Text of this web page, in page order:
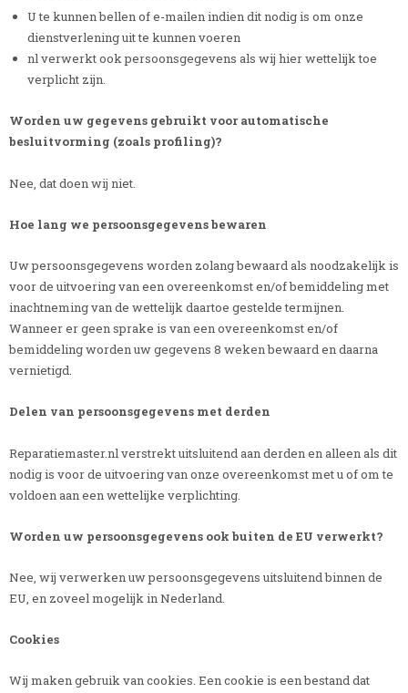
U te kunnen bellen of e-mailen indien dit nodig is om onze
dienstverlening uit te kunnen voeren
nl verwerkt ook persoonsgegevens als wij hier wettelijk toe
verplicht zijn.
Worden uw gegevens gebruikt voor automatische
besluitvorming (zoals profiling)?
Nee, dat doen wij niet.
Hoe lang we persoonsgegevens bewaren
Uw persoonsgegevens worden zolang bewaard als noodzakelijk is
voor de uitvoering van een overeenkomst en/of bemiddeling met
inachtneming van de wettelijk daartoe gestelde termijnen.
Wanneer er geen sprake is van een overeenkomst en/of
bemiddeling worden uw gegevens 8 weken bewaard en daarna
vernietigd.
Delen van persoonsgegevens met derden
Reparatiemaster.nl verstrekt uitsluitend aan derden en alleen als dit
nodig is voor de uitvoering van onze overeenkomst met u of om te
voldoen aan een wettelijke verplichting.
Worden uw persoonsgegevens ook buiten de EU verwerkt?
Nee, wij verwerken uw persoonsgegevens uitsluitend binnen de
EU, en zoveel mogelijk in Nederland.
Cookies
Wij maken gebruik van cookies. Een cookie is een bestand dat